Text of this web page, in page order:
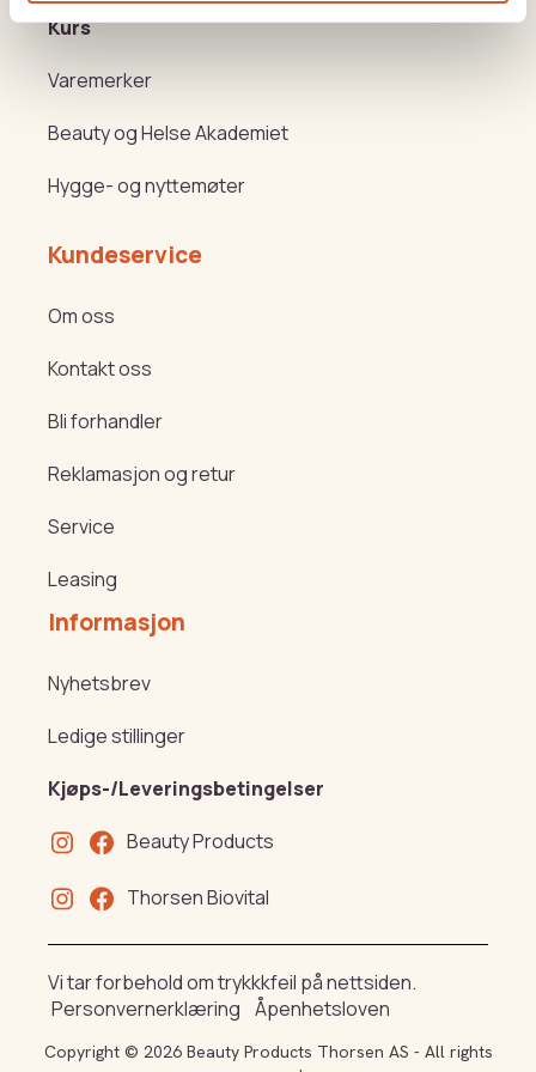
Kurs
Varemerker
Beauty og Helse Akademiet
Hygge- og nyttemøter
Kundeservice
Om oss
Kontakt oss
Bli forhandler
Reklamasjon og retur
Service
Leasing
Informasjon
Nyhetsbrev
Ledige stillinger
Kjøps-/Leveringsbetingelser
Beauty Products
Thorsen Biovital
Vi tar forbehold om trykkkfeil på nettsiden.
Personvernerklæring Åpenhetsloven
Copyright © 2026 Beauty Products Thorsen AS - All rights